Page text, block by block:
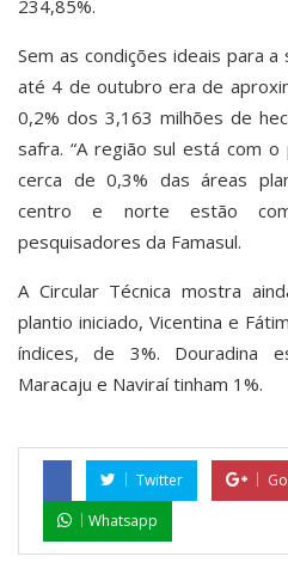
234,85%.
Sem as condições ideais para
até 4 de outubro era de
0,2% dos 3,163 milhões de
safra. “A região sul está com o
cerca de 0,3% das áreas
centro e norte estão
pesquisadores da Famasul.
A Circular Técnica mostra
plantio iniciado, Vicentina e
índices, de 3%. Douradina
Maracaju e Naviraí tinham 1%.
Twitter
Whatsapp